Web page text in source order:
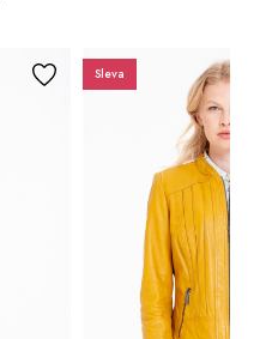
Sleva